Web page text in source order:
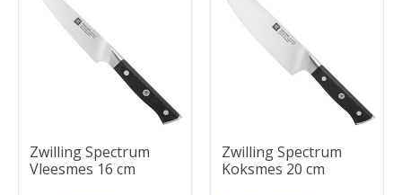
Zwilling Spectrum
Vleesmes 16 cm
Zwilling Spectrum
Koksmes 20 cm